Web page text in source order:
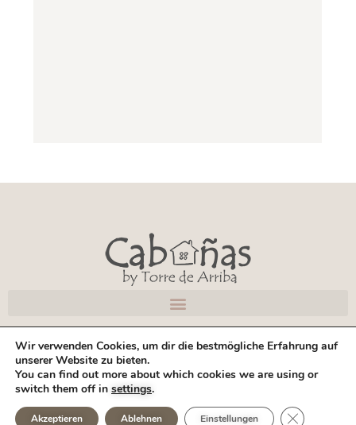
Richtlinien|Datenschutzerklärung Cookies
Webseite gestaltet von Love Estudio
Copyright © 2026 – Torre de Arriba, S.L. · Alle Rechte vorbehalten.
Wir verwenden Cookies, um dir die bestmögliche Erfahrung auf
unserer Website zu bieten.
You can find out more about which cookies we are using or
switch them off in settings.
Akzeptieren Ablehnen Einstellungen GDPR